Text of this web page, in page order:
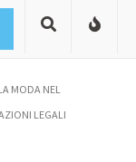
MODA NEL
LEGALI